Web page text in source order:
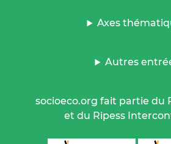
Axes
Autres
socioeco.org fait partie du
et du Ripess